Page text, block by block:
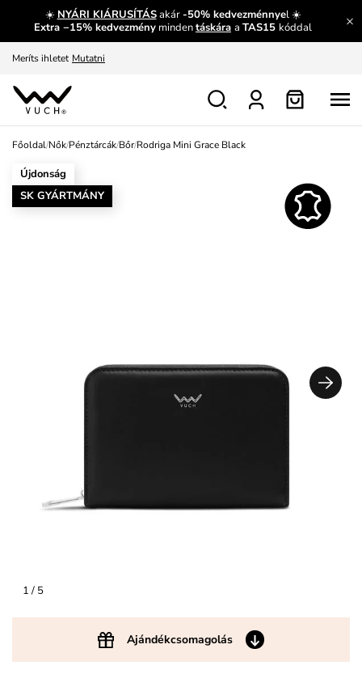
☀️ NYÁRI KIÁRUSÍTÁSakár-50% kedvezménnyel ☀️
Extra −15% kedvezmény mindentáskára a TAS15 kóddal
Fedezze fel velünk az újdonságokat. Megtekintés
Meríts ihletet Mutatni
Ingyenes csere és visszaküldés
Főoldal/Nők/Pénztárcák/Bőr/Rodriga Mini Grace Black
1/ 5
Ajándékcsomagolás
Újdonság
SK GYÁRTMÁNY